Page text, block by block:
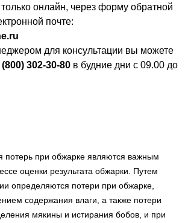
только онлайн, через форму обратной
почте:
для консультации вы можете
(800) 302-30-80 в будние дни с 09.00 до
потерь при обжарке являются важным
оценки результата обжарки. Путем
определяются потери при обжарке,
содержания влаги, а также потери
мякины и истирания бобов, и при